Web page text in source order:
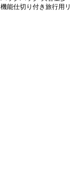
機能仕切り付き旅行用リ